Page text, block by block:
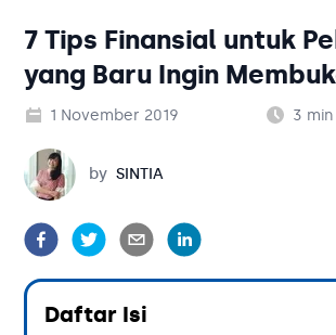
Kategori Blog
7 Tips Finansial untuk
yang Baru Ingin
1 November 2019 3 min
Sintia
by SINTIA
Daftar Isi